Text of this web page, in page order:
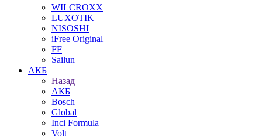
WILCROXX
LUXOTIK
NISOSHI
iFree Original
FF
Sailun
АКБ
Назад
АКБ
Bosch
Global
Inci Formula
Volt